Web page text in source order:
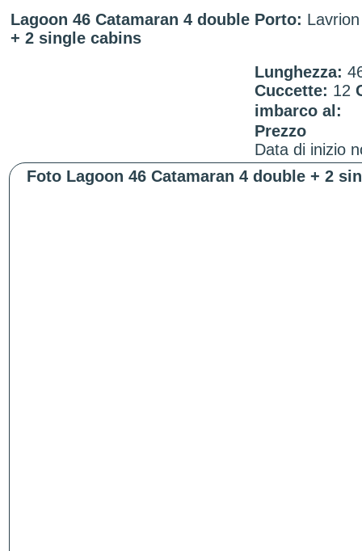
Lagoon 46 Catamaran 4 double
+ 2 single cabins
Porto: Lavrion
Lunghezza:
Cuccette: 12
imbarco al:
Prezzo
Data di inizio
Foto Lagoon 46 Catamaran 4 double + 2